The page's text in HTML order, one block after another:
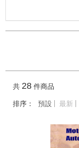
共 28 件商品
排序： 預設 最新